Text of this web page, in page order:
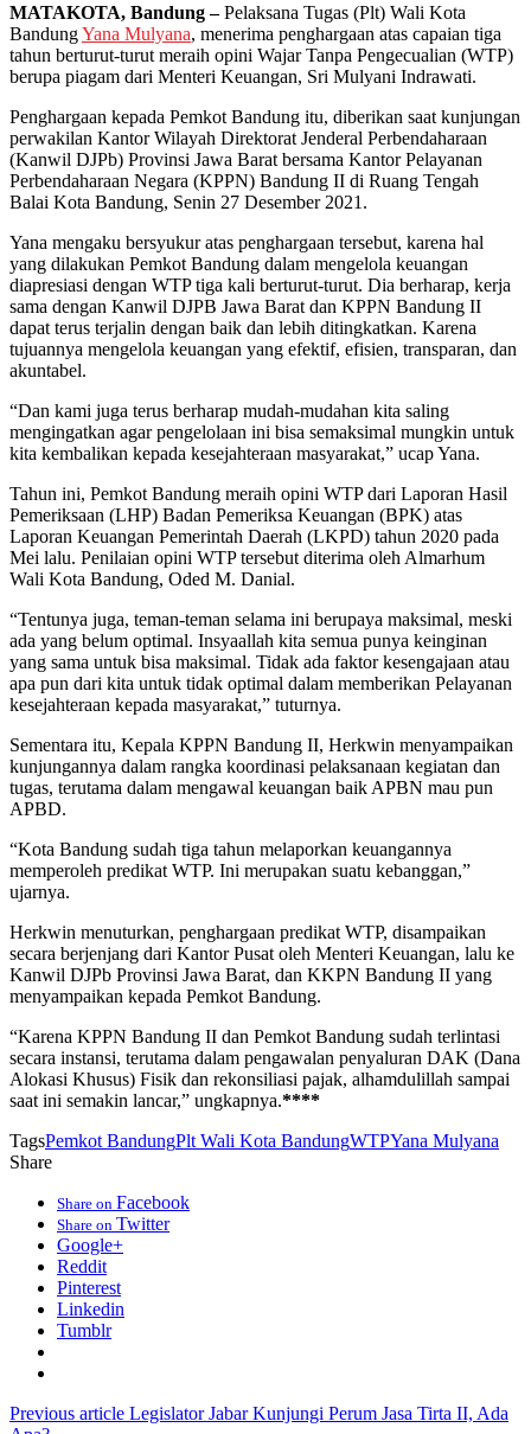
MATAKOTA, Bandung –Pelaksana Tugas (Plt) Wali Kota
BandungYana Mulyana, menerima penghargaan atas capaian tiga
tahun berturut-turut meraih opini Wajar Tanpa Pengecualian (WTP)
berupa piagam dari Menteri Keuangan, Sri Mulyani Indrawati.
Penghargaan kepada Pemkot Bandung itu, diberikan saat kunjungan
perwakilan Kantor Wilayah Direktorat Jenderal Perbendaharaan
(Kanwil DJPb) Provinsi Jawa Barat bersama Kantor Pelayanan
Perbendaharaan Negara (KPPN) Bandung II di Ruang Tengah
Balai Kota Bandung, Senin 27 Desember 2021.
Yana mengaku bersyukur atas penghargaan tersebut, karena hal
yang dilakukan Pemkot Bandung dalam mengelola keuangan
diapresiasi dengan WTP tiga kali berturut-turut. Dia berharap, kerja
sama dengan Kanwil DJPB Jawa Barat dan KPPN Bandung II
dapat terus terjalin dengan baik dan lebih ditingkatkan. Karena
tujuannya mengelola keuangan yang efektif, efisien, transparan, dan
akuntabel.
“Dan kami juga terus berharap mudah-mudahan kita saling
mengingatkan agar pengelolaan ini bisa semaksimal mungkin untuk
kita kembalikan kepada kesejahteraan masyarakat,” ucap Yana.
Tahun ini, Pemkot Bandung meraih opini WTP dari Laporan Hasil
Pemeriksaan (LHP) Badan Pemeriksa Keuangan (BPK) atas
Laporan Keuangan Pemerintah Daerah (LKPD) tahun 2020 pada
Mei lalu. Penilaian opini WTP tersebut diterima oleh Almarhum
Wali Kota Bandung, Oded M. Danial.
“Tentunya juga, teman-teman selama ini berupaya maksimal, meski
ada yang belum optimal. Insyaallah kita semua punya keinginan
yang sama untuk bisa maksimal. Tidak ada faktor kesengajaan atau
apa pun dari kita untuk tidak optimal dalam memberikan Pelayanan
kesejahteraan kepada masyarakat,” tuturnya.
Sementara itu, Kepala KPPN Bandung II, Herkwin menyampaikan
kunjungannya dalam rangka koordinasi pelaksanaan kegiatan dan
tugas, terutama dalam mengawal keuangan baik APBN mau pun
APBD.
“Kota Bandung sudah tiga tahun melaporkan keuangannya
memperoleh predikat WTP. Ini merupakan suatu kebanggan,”
ujarnya.
Herkwin menuturkan, penghargaan predikat WTP, disampaikan
secara berjenjang dari Kantor Pusat oleh Menteri Keuangan, lalu ke
Kanwil DJPb Provinsi Jawa Barat, dan KKPN Bandung II yang
menyampaikan kepada Pemkot Bandung.
“Karena KPPN Bandung II dan Pemkot Bandung sudah terlintasi
secara instansi, terutama dalam pengawalan penyaluran DAK (Dana
Alokasi Khusus) Fisik dan rekonsiliasi pajak, alhamdulillah sampai
saat ini semakin lancar,” ungkapnya.****
TagsPemkot BandungPlt Wali Kota BandungWTPYana Mulyana
Share
Share on Facebook
Share on Twitter
Google+
Reddit
Pinterest
Linkedin
Tumblr
Previous article Legislator Jabar Kunjungi Perum Jasa Tirta II, Ada